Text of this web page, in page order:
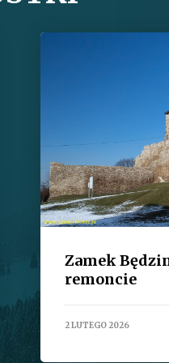
Zamek
remoncie
2 LUTEGO 2026